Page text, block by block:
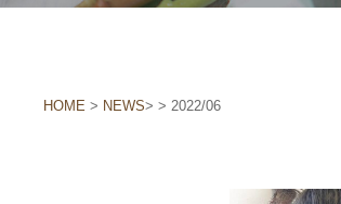
HOME > NEWS> > 2022/06